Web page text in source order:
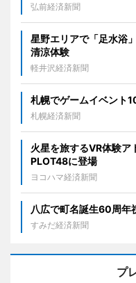
弘前経済新聞
星野エリアで「足水浴
清涼体験
軽井沢経済新聞
札幌でゲームイベント
札幌経済新聞
火星を旅するVR体験
PLOT48に登場
ヨコハマ経済新聞
八広で町名誕生60周
すみだ経済新聞
プ